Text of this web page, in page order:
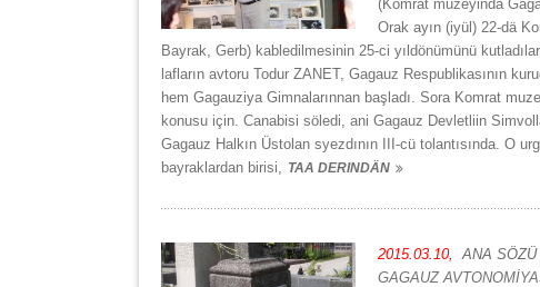
(Komrat muzeyindä
Orak ayın (iyül) 22-dä
Bayrak, Gerb) kabledilmesinin 25-ci yıldönümünü
lafların avtoru Todur ZANET, Gagauz Respublikasının
hem Gagauziya Gimnalarınnan başladı. Sora Komrat
konusu için. Canabisi söledi, ani Gagauz Devletliin
Gagauz Halkın Üstolan syezdının III-cü tolantısında. O
bayraklardan birisi, TAA DERINDÄN
2015.03.10, ANA SÖZÜ
GAGAUZ